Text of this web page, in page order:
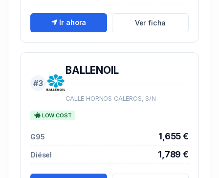
Ir ahora Ver ficha
#3
BALLENOIL
CALLE HORNOS CALEROS, S/N
LOW COST
G95 1,655 €
Diésel 1,789 €